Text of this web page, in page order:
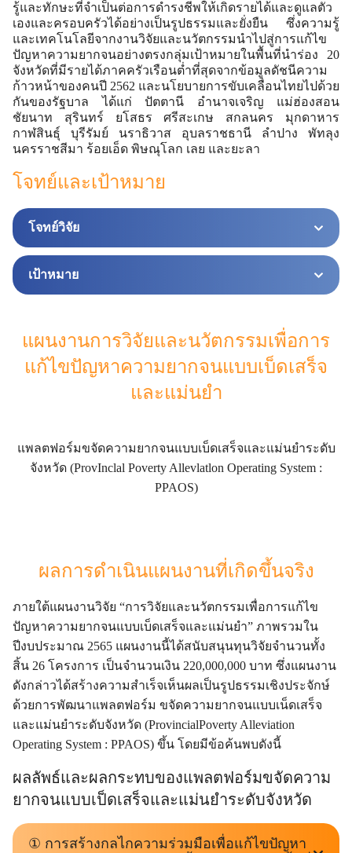
รู้และทักษะที่จำเป็นต่อการดำรงชีพให้เกิดรายได้และดูแลตัว
เองและครอบครัวได้อย่างเป็นรูปธรรมและยั่งยืน ซึ่งความรู้
และเทคโนโลยีจากงานวิจัยและนวัตกรรมนำไปสู่การแก้ไข
ปัญหาความยากจนอย่างตรงกลุ่มเป้าหมายในพื้นที่นำร่อง 20
จังหวัดที่มีรายได้ภาคครัวเรือนต่ำที่สุดจากข้อมูลดัชนีความ
ก้าวหน้าของคนปี 2562 และนโยบายการขับเคลื่อนไทยไปด้วย
กันของรัฐบาล ได้แก่ ปัตตานี อำนาจเจริญ แม่ฮ่องสอน
ชัยนาท สุรินทร์ ยโสธร ศรีสะเกษ สกลนคร มุกดาหาร
กาฬสินธุ์ บุรีรัมย์ นราธิวาส อุบลราชธานี ลำปาง พัทลุง
นครราชสีมา ร้อยเอ็ด พิษณุโลก เลย และยะลา
โจทย์และเป้าหมาย
โจทย์วิจัย
เป้าหมาย
แผนงานการวิจัยและนวัตกรรมเพื่อการ
แก้ไขปัญหาความยากจนแบบเบ็ดเสร็จ
และแม่นยำ
แพลตฟอร์มขจัดความยากจนแบบเบ็ดเสร็จและแม่นยำระดับ
จังหวัด (ProvInclal Poverty Allevlatlon Operating System :
PPAOS)
ผลการดำเนินแผนงานที่เกิดขึ้นจริง
ภายใต้แผนงานวิจัย “การวิจัยและนวัตกรรมเพื่อการแก้ไข
ปัญหาความยากจนแบบเบ็ดเสร็จและแม่นยำ” ภาพรวมใน
ปีงบประมาณ 2565 แผนงานนี้ได้สนับสนุนทุนวิจัยจำนวนทั้ง
สิ้น 26 โครงการ เป็นจำนวนเงิน 220,000,000 บาท ซึ่งแผนงาน
ดังกล่าวได้สร้างความสำเร็จเห็นผลเป็นรูปธรรมเชิงประจักษ์
ด้วยการพัฒนาแพลตฟอร์ม ขจัดความยากจนแบบเน็ดเสร็จ
และแม่นยำระดับจังหวัด (ProvincialPoverty Alleviation
Operating System : PPAOS) ขึ้น โดยมีข้อค้นพบดังนี้
ผลลัพธ์และผลกระทบของแพลตฟอร์มขจัดความ
ยากจนแบบเป็ดเสร็จและแม่นยำระดับจังหวัด
① การสร้างกลไกความร่วมมือเพื่อแก้ไขปัญหา